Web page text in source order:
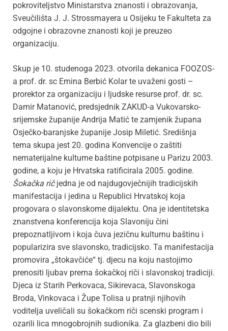
pokroviteljstvo Ministarstva znanosti i obrazovanja,
Sveučilišta J. J. Strossmayera u Osijeku te Fakulteta za
odgojne i obrazovne znanosti koji je preuzeo
organizaciju.
Skup je 10. studenoga 2023. otvorila dekanica FOOZOS-
a prof. dr. sc Emina Berbić Kolar te uvaženi gosti –
prorektor za organizaciju i ljudske resurse prof. dr. sc.
Damir Matanović, predsjednik ZAKUD-a Vukovarsko-
srijemske županije Andrija Matić te zamjenik župana
Osječko-baranjske županije Josip Miletić. Središnja
tema skupa jest 20. godina Konvencije o zaštiti
nematerijalne kulturne baštine potpisane u Parizu 2003.
godine, a koju je Hrvatska ratificirala 2005. godine.
Šokačka ričjedna je od najdugovječnijih tradicijskih
manifestacija i jedina u Republici Hrvatskoj koja
progovara o slavonskome dijalektu. Ona je identitetska
znanstvena konferencija koja Slavoniju čini
prepoznatljivom i koja čuva jezičnu kulturnu baštinu i
popularizira sve slavonsko, tradicijsko. Ta manifestacija
promovira „štokavčiće“ tj. djecu na koju nastojimo
prenositi ljubav prema šokačkoj riči i slavonskoj tradiciji.
Djeca iz Starih Perkovaca, Sikirevaca, Slavonskoga
Broda, Vinkovaca i Župe Tolisa u pratnji njihovih
voditelja uveličali su šokačkom riči scenski program i
ozarili lica mnogobrojnih sudionika. Za glazbeni dio bili